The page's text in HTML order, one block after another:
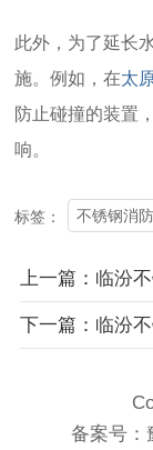
此外，为了延长
施。例如，在太
防止碰撞的装置
响。
标签： 不锈钢消
上一篇：临汾
下一篇：临汾
备案号：